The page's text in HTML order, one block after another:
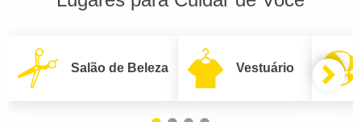
Salão de Beleza Vestuário